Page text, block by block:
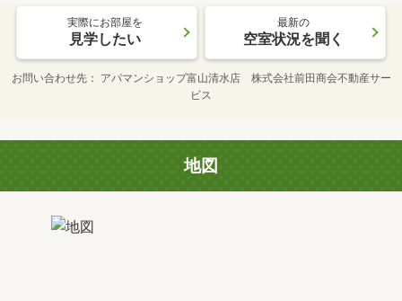
実際にお部屋を
見学したい
最新の
空室状況を聞く
お問い合わせ先
アパマンショップ富山清水店 株式会社前田商会不動産サー
ビス
地図